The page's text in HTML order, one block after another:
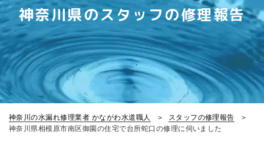
神奈川県のスタッフの修理報告
神奈川の水漏れ修理業者 かながわ水道職人
スタッフの修理報告
神奈川県相模原市南区御園の住宅で台所蛇口の修理に伺いました